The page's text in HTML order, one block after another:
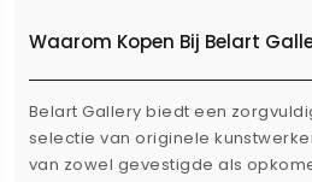
Waarom Kopen Bij Belart
Belart Gallery biedt een
selectie van originele
van zowel gevestigde als